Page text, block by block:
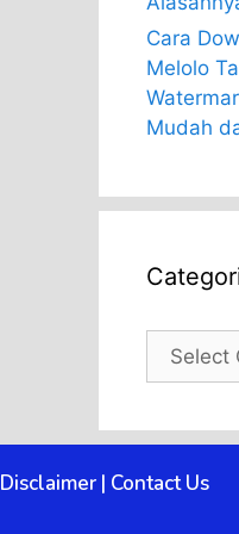
Cara
Melolo
Mudah
Disclaimer| Contact Us